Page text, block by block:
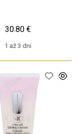
1 až 3 dni
30.80 €